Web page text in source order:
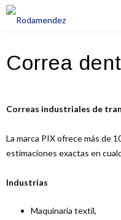
Correa
Correas industriales de
La marca PIX ofrece más de
estimaciones exactas en
Industrias
Maquinaria textil,